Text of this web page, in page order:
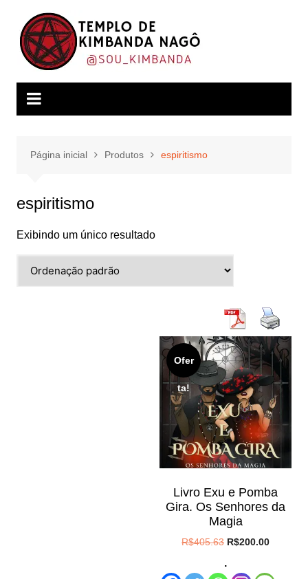
conteúdo
Página inicial Produtos espiritismo
espiritismo
Exibindo um único resultado
Ofer
ta!
Livro Exu e Pomba
Gira. Os Senhores da
Magia
R$405.63 O
original
R$200.00O
.